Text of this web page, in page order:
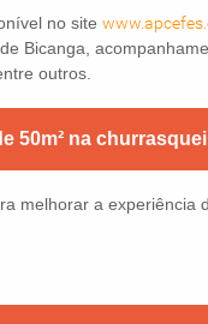
no site
Bicanga,
outros.
50m² na
melhorar a experiência